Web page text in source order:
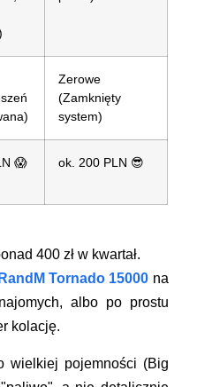
Zerowe
(Zamknięty
system)
😱 ok. 200 PLN 😎
400 zł w kwartał.
RandM Tornado 15000 na
albo po prostu
kolację.
wielkiej pojemności (Big